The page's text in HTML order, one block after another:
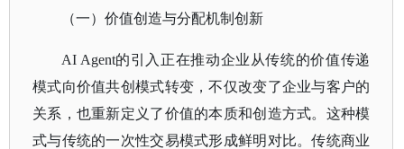
（一）价值创造与分配机制创新
AI Agent的引入正在推动企业从传统的价值传递
模式向价值共创模式转变，不仅改变了企业与客户的
关系，也重新定义了价值的本质和创造方式。这种模
式与传统的一次性交易模式形成鲜明对比。传统商业